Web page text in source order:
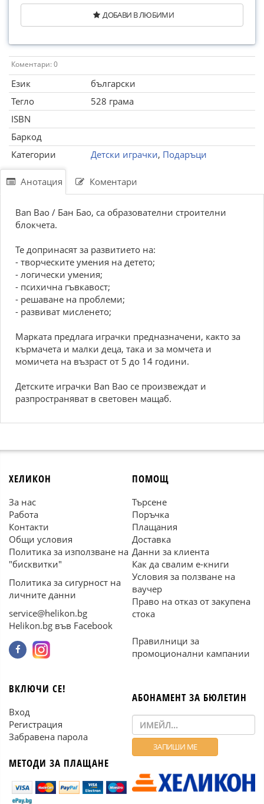
ДОБАВИ В ЛЮБИМИ
Коментари: 0
Език
български
Тегло
528 грама
ISBN
Баркод
Категории
Детски играчки, Подаръци
Анотация Коментари
Ban Bao / Бан Бао, са образователни строителни
блокчета.
Те допринасят за развитието на:
- творческите умения на детето;
- логически умения;
- психична гъвкавост;
- решаване на проблеми;
- развиват мисленето;
Марката предлага играчки предназначени, както за
кърмачета и малки деца, така и за момчета и
момичета на възраст от 5 до 14 години.
Детските играчки Ban Bao се произвеждат и
разпространяват в световен мащаб.
ХЕЛИКОН
За нас
Работа
Контакти
Общи условия
Политика за използване на
"бисквитки"
Политика за сигурност на
личните данни
service@helikon.bg
Helikon.bg във Facebook
ПОМОЩ
Търсене
Поръчка
Плащания
Доставка
Данни за клиента
Как да свалим е-книги
Условия за ползване на
ваучер
Право на отказ от закупена
стока
Правилници за
промоционални кампании
ВКЛЮЧИ СЕ!
Вход
Регистрация
Забравена парола
МЕТОДИ ЗА ПЛАЩАНЕ
АБОНАМЕНТ ЗА БЮЛЕТИН